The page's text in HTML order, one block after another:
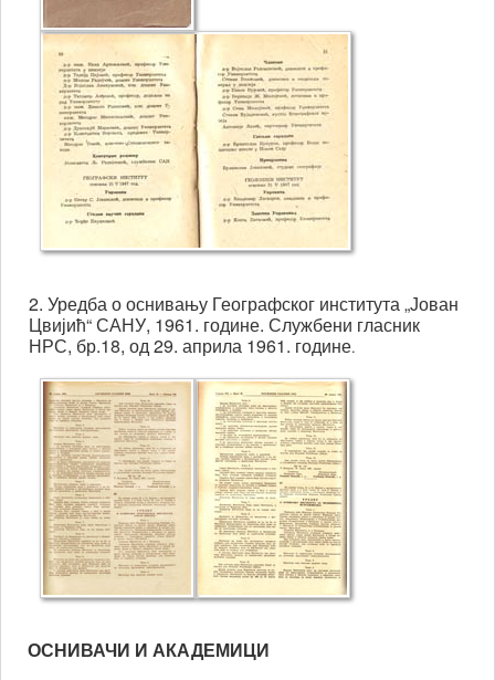
2. Уредба о оснивању Географског института „Јован
Цвијић“ САНУ, 1961. године. Службени гласник
НРС, бр.18, од 29. априла 1961. године.
ОСНИВАЧИ И АКАДЕМИЦИ